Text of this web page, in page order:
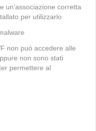
un’associazione corretta
per utilizzarlo
non può accedere alle
non sono stati
permettere al